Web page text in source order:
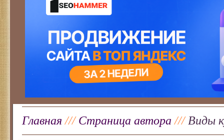
Главная ///Страница автора ///Виды